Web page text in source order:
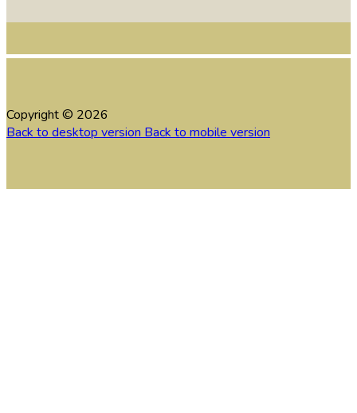
Copyright © 2026
Back to desktop version Back to mobile version